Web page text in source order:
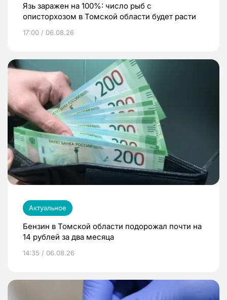
Язь заражен на 100%: число рыб с
описторхозом в Томской области будет расти
17:00 / 06.08.26
Актуальное
Бензин в Томской области подорожал почти на
14 рублей за два месяца
14:35 / 06.08.26